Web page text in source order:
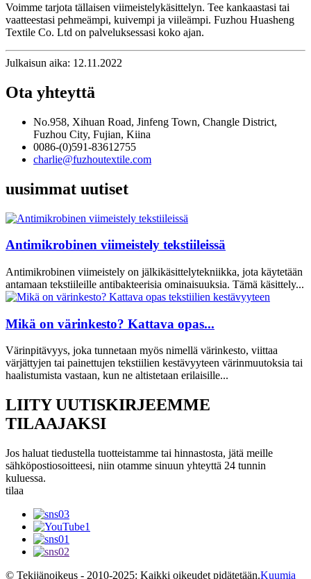
Voimme tarjota tällaisen viimeistelykäsittelyn. Tee kankaastasi tai
vaatteestasi pehmeämpi, kuivempi ja viileämpi. Fuzhou Huasheng
Textile Co. Ltd on palveluksessasi koko ajan.
Julkaisun aika: 12.11.2022
Ota yhteyttä
No.958, Xihuan Road, Jinfeng Town, Changle District,
Fuzhou City, Fujian, Kiina
0086-(0)591-83612755
charlie@fuzhoutextile.com
uusimmat uutiset
Antimikrobinen viimeistely tekstiileissä
Antimikrobinen viimeistely on jälkikäsittelytekniikka, jota käytetään
antamaan tekstiileille antibakteerisia ominaisuuksia. Tämä käsittely...
Mikä on värinkesto? Kattava opas...
Värinpitävyys, joka tunnetaan myös nimellä värinkesto, viittaa
värjättyjen tai painettujen tekstiilien kestävyyteen värinmuutoksia tai
haalistumista vastaan, kun ne altistetaan erilaisille...
LIITY UUTISKIRJEEMME
TILAAJAKSI
Jos haluat tiedustella tuotteistamme tai hinnastosta, jätä meille
sähköpostiosoitteesi, niin otamme sinuun yhteyttä 24 tunnin
kuluessa.
tilaa
© Tekijänoikeus - 2010-2025: Kaikki oikeudet pidätetään.Kuumia